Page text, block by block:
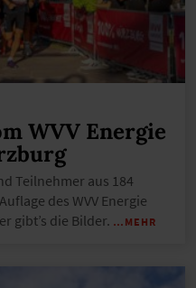
WVV Energie
Teilnehmer aus 184
des WVV Energie
gibt’s die Bilder. …MEHR